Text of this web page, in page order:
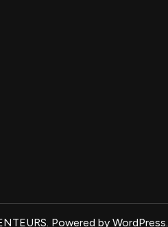
. Powered by WordPress.